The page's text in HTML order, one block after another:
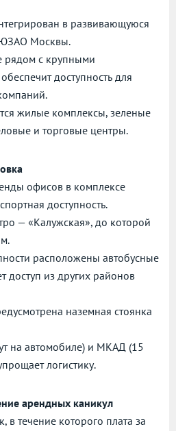
в развивающуюся
Москвы.
рядом с крупными
доступность для
жилые комплексы, зеленые
и торговые центры.
офисов в комплексе
доступность.
— «Калужская», до которой
расположены автобусные
доступ из других районов
наземная стоянка
на автомобиле) и МКАД (15
логистику.
арендных каникул
в течение которого плата за